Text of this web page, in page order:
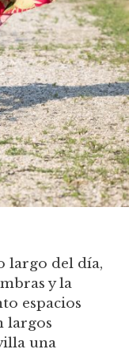
largo del día,
y la
espacios
largos
una